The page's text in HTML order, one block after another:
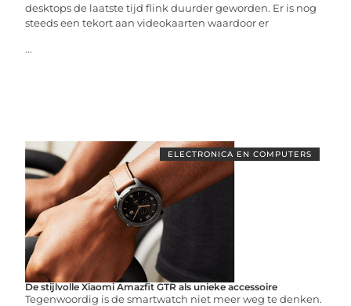
desktops de laatste tijd flink duurder geworden. Er is nog
steeds een tekort aan videokaarten waardoor er
...
ELECTRONICA EN COMPUTERS
De stijlvolle Xiaomi Amazfit GTR als unieke accessoire
Tegenwoordig is de smartwatch niet meer weg te denken.